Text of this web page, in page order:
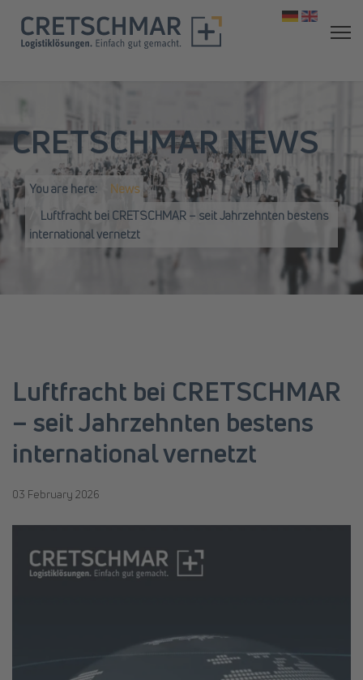
CRETSCHMAR NEWS
You are here:
News
Luftfracht bei CRETSCHMAR – seit Jahrzehnten bestens
international vernetzt
Luftfracht bei CRETSCHMAR
– seit Jahrzehnten bestens
international vernetzt
03 February 2026
Select your